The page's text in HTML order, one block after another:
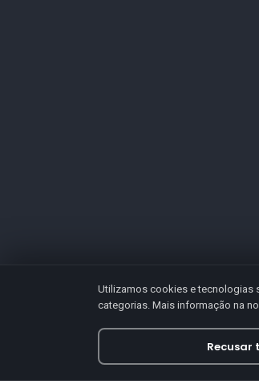
Utilizamos cookies e tecnologias
categorias. Mais informação na
Recusar